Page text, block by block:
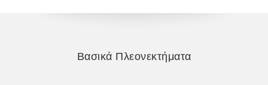
Βασικά Πλεονεκτήματα